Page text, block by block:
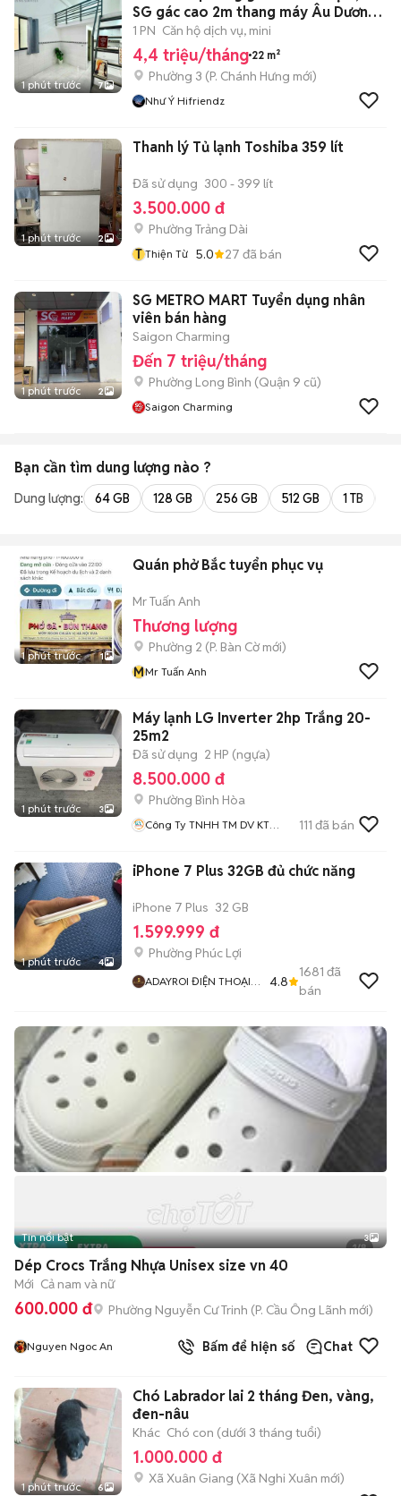
1 phút trước 7
SG gác cao 2m thang máy Âu Dương
Lân
1 PN Căn hộ dịch vụ, mini
4,4 triệu/tháng 22 m²
Phường 3 (P. Chánh Hưng mới)
Như Ý Hifriendz
1 phút trước 2
Thanh lý Tủ lạnh Toshiba 359 lít
Đã sử dụng 300 - 399 lít
3.500.000 đ
Phường Trảng Dài
T Thiện Từ 5.0 27 đã bán
1 phút trước 2
SG METRO MART Tuyển dụng nhân
viên bán hàng
Saigon Charming
Đến 7 triệu/tháng
Phường Long Bình (Quận 9 cũ)
Saigon Charming
Bạn cần tìm dung lượng nào ?
Dung lượng: 64 GB 128 GB 256 GB 512 GB 1 TB
1 phút trước 1
Quán phở Bắc tuyển phục vụ
Mr Tuấn Anh
Thương lượng
Phường 2 (P. Bàn Cờmới)
MMr Tuấn Anh
1 phút trước 3
Máy lạnh LG Inverter 2hp Trắng 20-
25m2
Đã sử dụng 2 HP (ngựa)
8.500.000 đ
Phường Bình Hòa
Công Ty TNHH TM DV KT
111 đã bán
1 phút trước 4
iPhone 7 Plus 32GB đủ chức năng
iPhone 7 Plus 32 GB
1.599.999 đ
Phường Phúc Lợi
ADAYROI ĐIỆN THOẠI
4.8
1681 đã
bán
Tin nổi bật 3
Dép Crocs Trắng Nhựa Unisex size vn 40
Mới Cả nam và nữ
600.000 đ Phường Nguyễn Cư Trinh (P. Cầu Ông Lãnh mới)
Nguyen Ngoc An Bấm để hiện số Chat
1 phút trước 6
Chó Labrador lai 2 tháng Đen, vàng,
đen-nâu
Khác Chó con (dưới 3 tháng tuổi)
1.000.000 đ
Xã Xuân Giang (Xã Nghi Xuân mới)